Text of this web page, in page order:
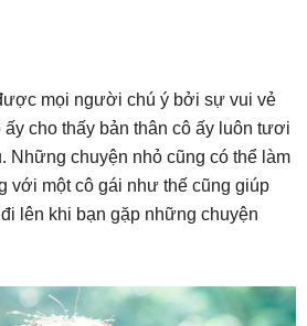
mọi người chú ý bởi sự vui vẻ
cho thấy bản thân cô ấy luôn tươi
Những chuyện nhỏ cũng có thể làm
với một cô gái như thế cũng giúp
lên khi bạn gặp những chuyện